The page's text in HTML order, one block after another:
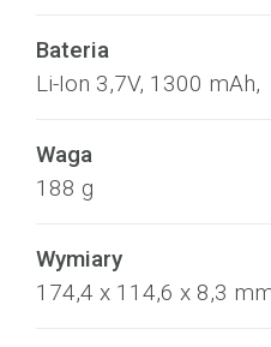
Bateria
Li-Ion 3,7V, 1300 mAh,
Waga
188 g
Wymiary
174,4 x 114,6 x 8,3